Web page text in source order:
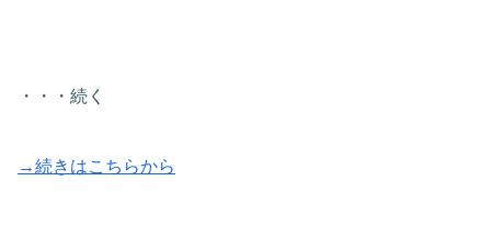
・・・続く
→続きはこちらから